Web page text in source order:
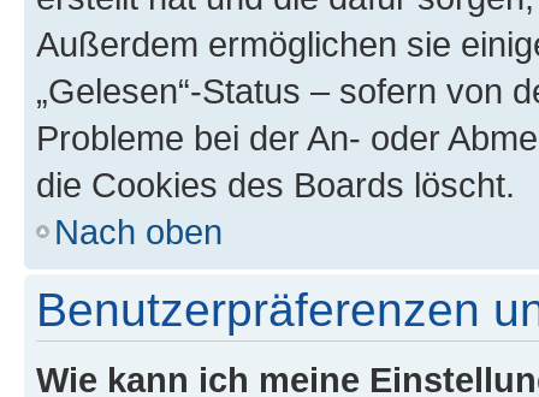
Außerdem ermöglichen sie
„Gelesen“-Status – sofern von
Probleme bei der An- oder
die Cookies des Boards löscht.
Nach oben
Benutzerpräferenzen
Wie kann ich meine